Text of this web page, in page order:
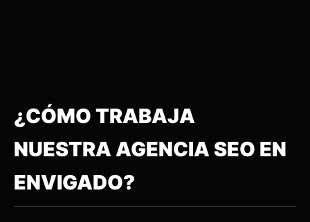
¿CÓMO TRABAJA
NUESTRA AGENCIA SEO EN
ENVIGADO?